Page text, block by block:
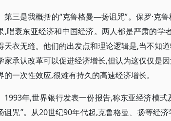
第三是我概括的“克鲁格曼—扬诅咒”。保罗·克
,唱衰东亚经济和中国经济。两人都是严肃的
天衣无缝。他们的出发点和理论逻辑是,当不知
家承认改革可以促进经济增长,但认为这仅仅是
的一次性效应,很难有持久的高速经济增长。
1993年,世界银行发表一份报告,称东亚经济模式
咒”。从20世纪90年代起,克鲁格曼、扬等经